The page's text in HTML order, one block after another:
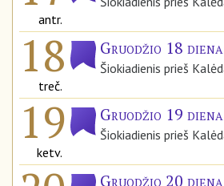
antr.
18
treč.
Gruodžio 18 diena
Šiokiadienis prieš
19
ketv.
Gruodžio 19 diena
Šiokiadienis prieš
Gruodžio 20 diena